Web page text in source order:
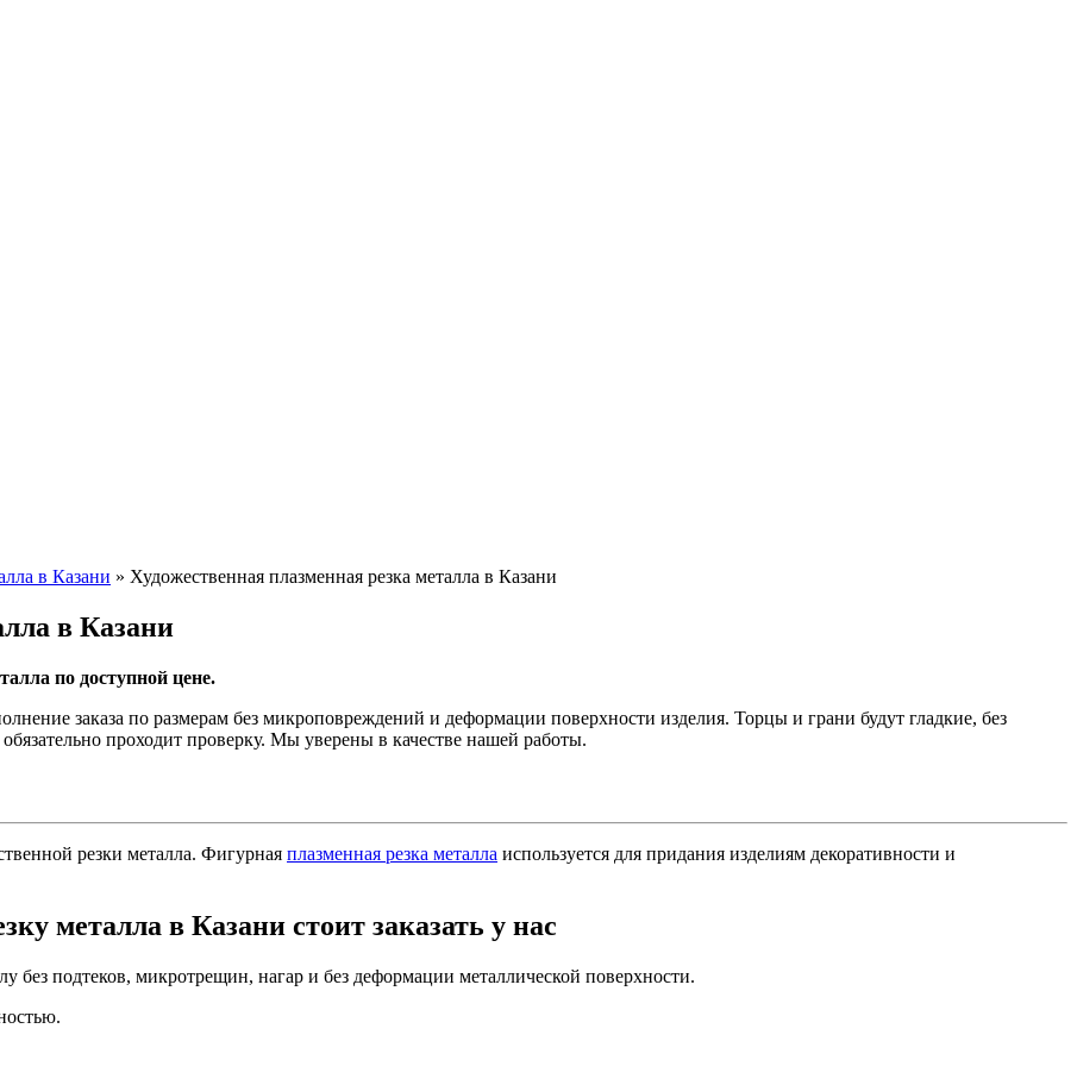
в Казани » Художественная плазменная резка металла в Казани
в Казани
по доступной цене.
заказа по размерам без микроповреждений и деформации поверхности изделия. Торцы и грани будут гладкие, без
проходит проверку. Мы уверены в качестве нашей работы.
резки металла. Фигурная плазменная резка металла используется для придания изделиям декоративности и
металла в Казани стоит заказать у нас
без подтеков, микротрещин, нагар и без деформации металлической поверхности.